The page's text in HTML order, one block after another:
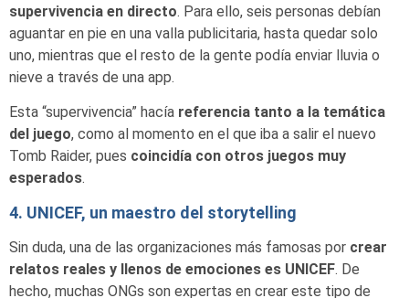
supervivencia en directo. Para ello, seis personas debían
aguantar en pie en una valla publicitaria, hasta quedar solo
uno, mientras que el resto de la gente podía enviar lluvia o
nieve a través de una app.
Esta “supervivencia” hacía referencia tanto a la temática
del juego, como al momento en el que iba a salir el nuevo
Tomb Raider, pues coincidía con otros juegos muy
esperados.
4. UNICEF, un maestro del storytelling
Sin duda, una de las organizaciones más famosas por crear
relatos reales y llenos de emociones es UNICEF. De
hecho, muchas ONGs son expertas en crear este tipo de